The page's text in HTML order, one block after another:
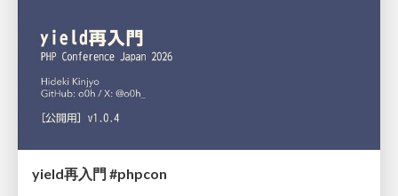
yield再入門 #phpcon